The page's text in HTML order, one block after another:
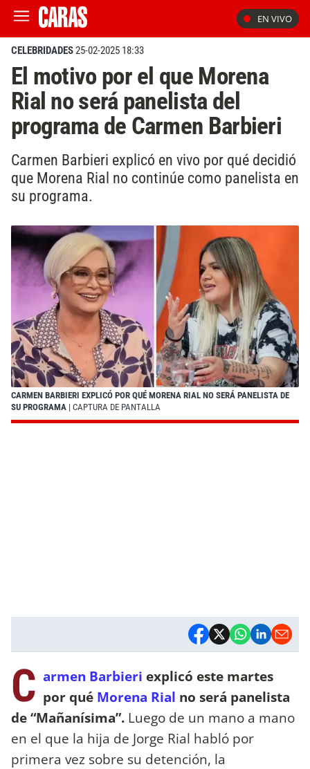
EN VIVO
CELEBRIDADES25-02-2025 18:33
El motivo por el que Morena
Rial no será panelista del
programa de Carmen Barbieri
Carmen Barbieri explicó en vivo por qué decidió
que Morena Rial no continúe como panelista en
su programa.
CARMEN BARBIERI EXPLICÓ POR QUÉ MORENA RIAL NO SERÁ PANELISTA DE
SU PROGRAMA | CAPTURA DE PANTALLA
C armen Barbieri explicó este martes
por qué Morena Rial no será panelista
de “Mañanísima”. Luego de un mano a mano
en el que la hija de Jorge Rial habló por
primera vez sobre su detención, la